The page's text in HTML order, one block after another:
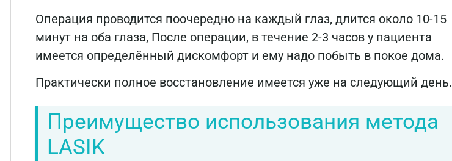
Операция проводится поочередно на каждый глаз, длится около 10-15
минут на оба глаза, После операции, в течение 2-3 часов у пациента
имеется определённый дискомфорт и ему надо побыть в покое дома.
Практически полное восстановление имеется уже на следующий день.
Преимущество использования метода
LASIK